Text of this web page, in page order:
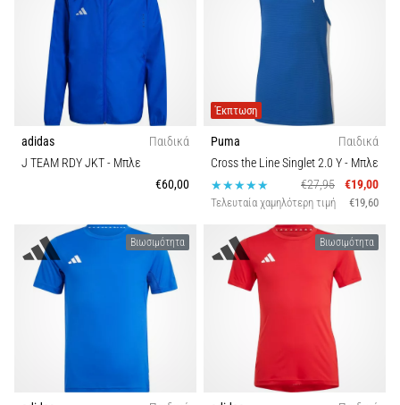
Shuttle
beep
test:
Τι
είναι
εκτελούνται;
Στην
πράξη,
Λειτουργία
Βιωσιμότητα
Εποχή
adidas
Παιδικά
J TEAM RDY JKT- Μπλε
€60,00
Έκπτωση
Puma
Παιδικά
Cross the Line Singlet 2.0 Y- Μπλε
€27,95
€19,00
Τελευταία χαμηλότερη τιμή €19,60
Βιωσιμότητα Βιωσιμότητα